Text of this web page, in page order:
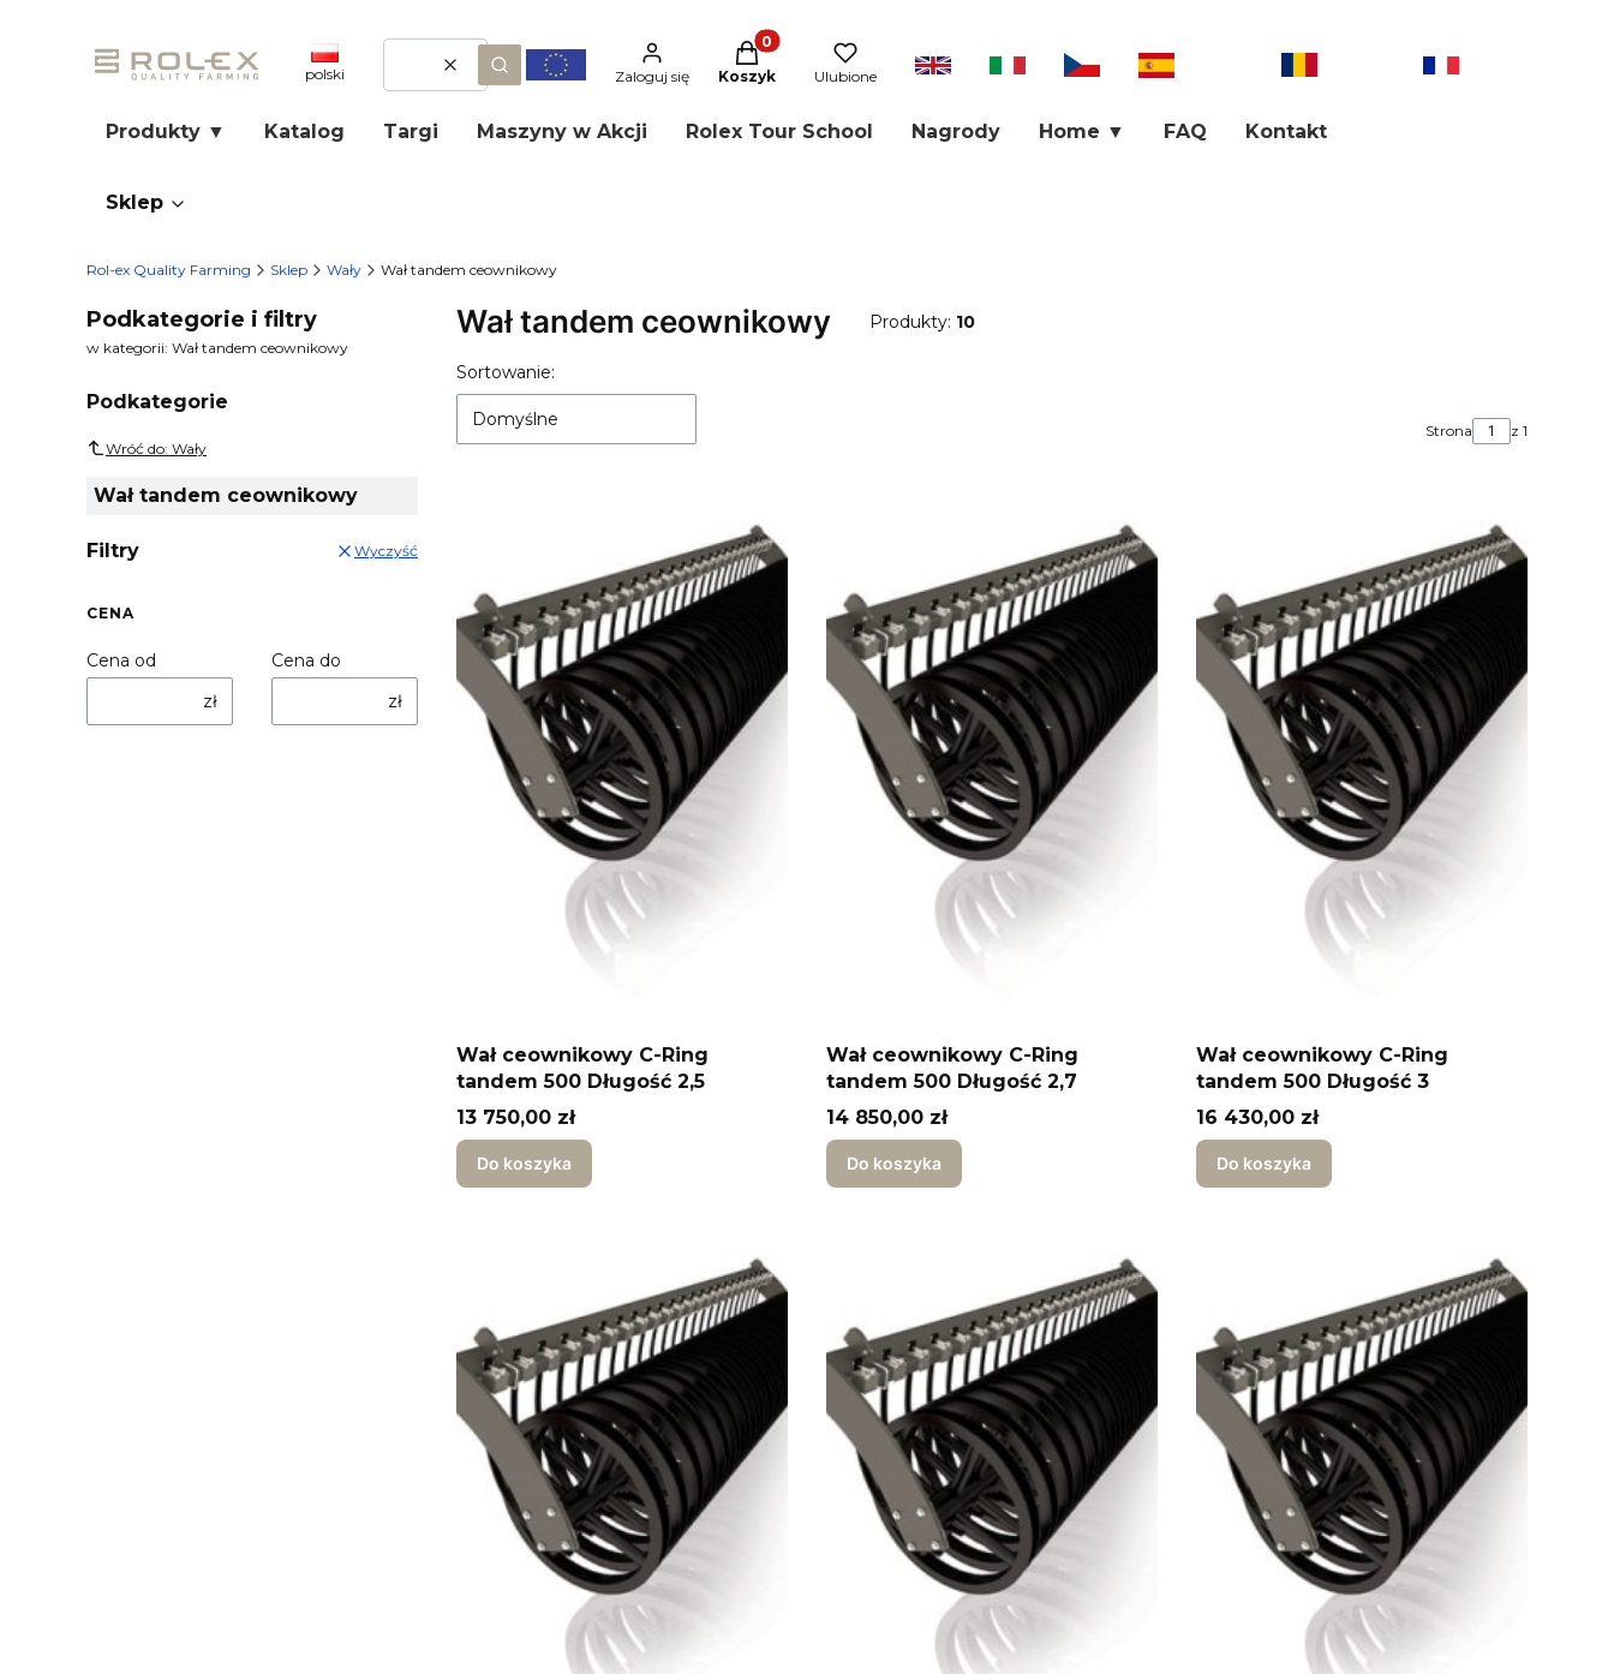
polski WyczyśćSzukaj Zaloguj się
Produkty w koszyku: 0. Zobacz szczegóły
Koszyk Ulubione
Produkty ▼ Katalog Targi Maszyny w Akcji Rolex Tour School Nagrody Home ▼ FAQ Kontakt
Sklep
Rol-ex Quality Farming Sklep Wały Wał tandem ceownikowy
Podkategorie i filtry
w kategorii: Wał tandem ceownikowy
Podkategorie
Wróć do: Wały
Wał tandem ceownikowy
Filtry Wyczyść
CENA
Cena od
zł
Cena do
zł
Wał tandem ceownikowy Produkty: 10
Lista produktów
Sortowanie:
Domyślne
Strona z 1
Wał ceownikowy C-Ring
tandem 500 Długość 2,5
Cena
13 750,00 zł
Do koszyka
Wał ceownikowy C-Ring
tandem 500 Długość 2,7
Cena
14 850,00 zł
Do koszyka
Wał ceownikowy C-Ring
tandem 500 Długość 3
Cena
16 430,00 zł
Do koszyka